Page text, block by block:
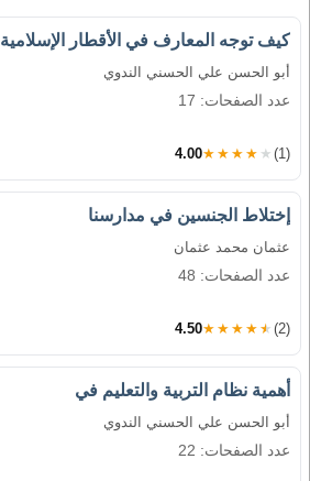
كيف توجه المعارف في الأقطار الإسلامية
أبو الحسن علي الحسني الندوي
عدد الصفحات: 17
4.00★★★★★ (1)
إختلاط الجنسين في مدارسنا
عثمان محمد عثمان
عدد الصفحات: 48
4.50★★★★★ (2)
أهمية نظام التربية والتعليم في
أبو الحسن علي الحسني الندوي
عدد الصفحات: 22